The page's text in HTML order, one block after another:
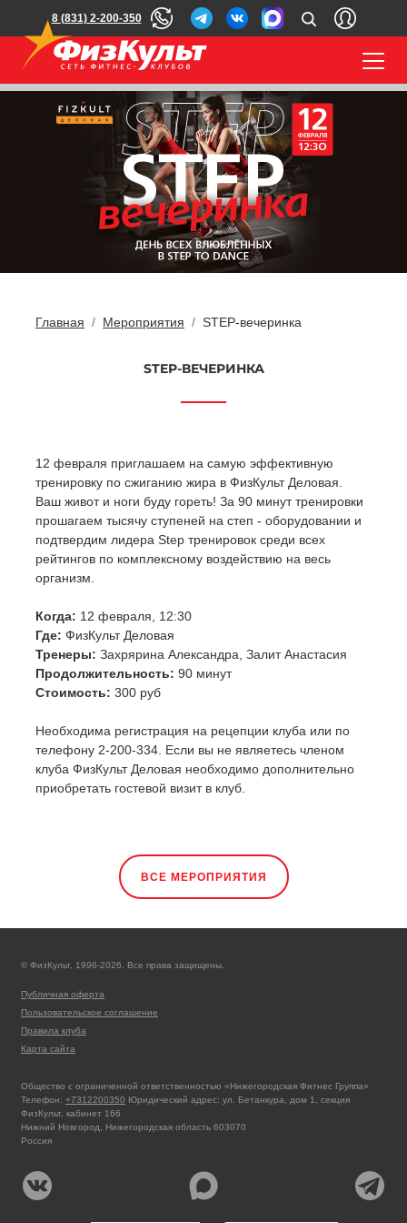
8 (831) 2-200-350
Главная Мероприятия STEP-вечеринка
STEP-ВЕЧЕРИНКА
12 февраля приглашаем на самую эффективную
тренировку по сжиганию жира в ФизКульт Деловая.
Ваш живот и ноги буду гореть! За 90 минут тренировки
прошагаем тысячу ступеней на степ - оборудовании и
подтвердим лидера Step тренировок среди всех
рейтингов по комплексному воздействию на весь
организм.
Когда: 12 февраля, 12:30
Где: ФизКульт Деловая
Тренеры: Захрярина Александра, Залит Анастасия
Продолжительность: 90 минут
Стоимость: 300 руб
Необходима регистрация на рецепции клуба или по
телефону 2-200-334. Если вы не являетесь членом
клуба ФизКульт Деловая необходимо дополнительно
приобретать гостевой визит в клуб.
ВСЕ МЕРОПРИЯТИЯ
© ФизКульт, 1996-2026. Все права защищены.
Публичная оферта
Пользовательское соглашение
Правила клуба
Карта сайта
Общество с ограниченной ответственностью «Нижегородская Фитнес Группа»
Телефон: +7312200350 Юридический адрес: ул. Бетанкура, дом 1, секция
ФизКульт, кабинет 166
Нижний Новгород, Нижегородская область 603070
Россия